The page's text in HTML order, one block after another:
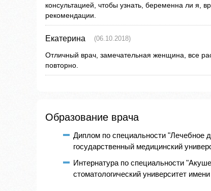
консультацией, чтобы узнать, беременна ли я,
рекомендации.
Екатерина (06.10.2018)
Отличный врач, замечательная женщина, все
повторно.
Образование врача
Диплом по специальности "Лечебное
государственный медицинский
Интернатура по специальности
стоматологический университет